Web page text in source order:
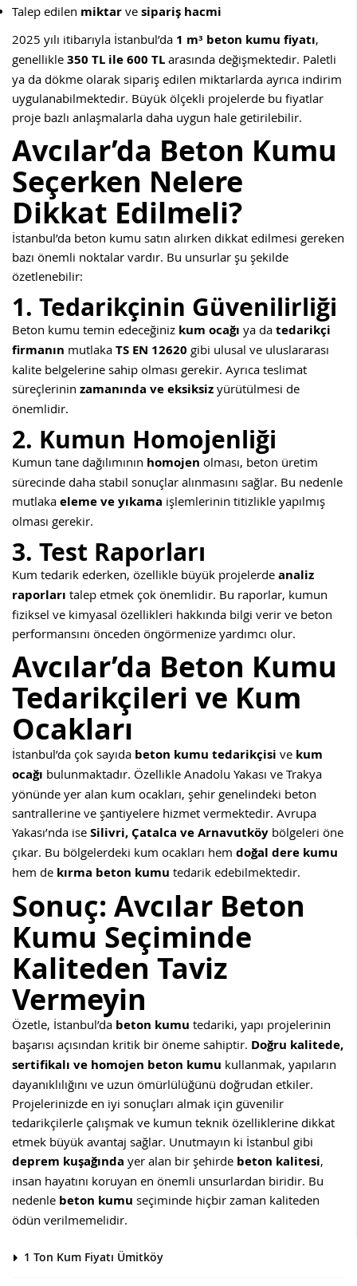
Talep edilen miktar ve sipariş hacmi
2025 yılı itibarıyla İstanbul’da 1 m³ beton kumu fiyatı,
genellikle 350 TL ile 600 TL arasında değişmektedir. Paletli
ya da dökme olarak sipariş edilen miktarlarda ayrıca indirim
uygulanabilmektedir. Büyük ölçekli projelerde bu fiyatlar
proje bazlı anlaşmalarla daha uygun hale getirilebilir.
Avcılar’da Beton Kumu
Seçerken Nelere
Dikkat Edilmeli?
İstanbul’da beton kumu satın alırken dikkat edilmesi gereken
bazı önemli noktalar vardır. Bu unsurlar şu şekilde
özetlenebilir:
1. Tedarikçinin Güvenilirliği
Beton kumu temin edeceğiniz kum ocağı ya da tedarikçi
firmanın mutlaka TS EN 12620 gibi ulusal ve uluslararası
kalite belgelerine sahip olması gerekir. Ayrıca teslimat
süreçlerinin zamanında ve eksiksiz yürütülmesi de
önemlidir.
2. Kumun Homojenliği
Kumun tane dağılımının homojen olması, beton üretim
sürecinde daha stabil sonuçlar alınmasını sağlar. Bu nedenle
mutlaka eleme ve yıkama işlemlerinin titizlikle yapılmış
olması gerekir.
3. Test Raporları
Kum tedarik ederken, özellikle büyük projelerde analiz
raporları talep etmek çok önemlidir. Bu raporlar, kumun
fiziksel ve kimyasal özellikleri hakkında bilgi verir ve beton
performansını önceden öngörmenize yardımcı olur.
Avcılar’da Beton Kumu
Tedarikçileri ve Kum
Ocakları
İstanbul’da çok sayıda beton kumu tedarikçisi ve kum
ocağı bulunmaktadır. Özellikle Anadolu Yakası ve Trakya
yönünde yer alan kum ocakları, şehir genelindeki beton
santrallerine ve şantiyelere hizmet vermektedir. Avrupa
Yakası’nda ise Silivri, Çatalca ve Arnavutköy bölgeleri öne
çıkar. Bu bölgelerdeki kum ocakları hem doğal dere kumu
hem de kırma beton kumu tedarik edebilmektedir.
Sonuç: Avcılar Beton
Kumu Seçiminde
Kaliteden Taviz
Vermeyin
Özetle, İstanbul’da beton kumu tedariki, yapı projelerinin
başarısı açısından kritik bir öneme sahiptir. Doğru kalitede,
sertifikalı ve homojen beton kumu kullanmak, yapıların
dayanıklılığını ve uzun ömürlülüğünü doğrudan etkiler.
Projelerinizde en iyi sonuçları almak için güvenilir
tedarikçilerle çalışmak ve kumun teknik özelliklerine dikkat
etmek büyük avantaj sağlar. Unutmayın ki İstanbul gibi
deprem kuşağında yer alan bir şehirde beton kalitesi,
insan hayatını koruyan en önemli unsurlardan biridir. Bu
nedenle beton kumu seçiminde hiçbir zaman kaliteden
ödün verilmemelidir.
1 Ton Kum Fiyatı Ümitköy